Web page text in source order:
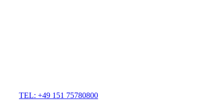
TEL: +49 151 75780800